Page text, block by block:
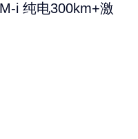
i 纯电300km+激